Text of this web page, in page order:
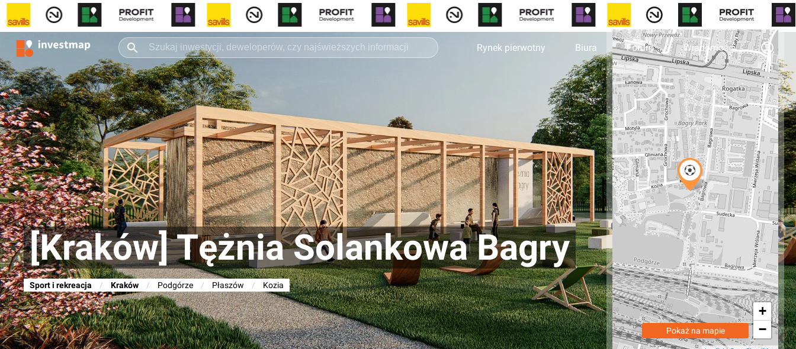
Rynek pierwotny Biura Forum Wiadomości
[Kraków] Tężnia Solankowa Bagry
Sport i rekreacja / Kraków / Podgórze / Płaszów / Kozia
+
−
Pokaż na mapie